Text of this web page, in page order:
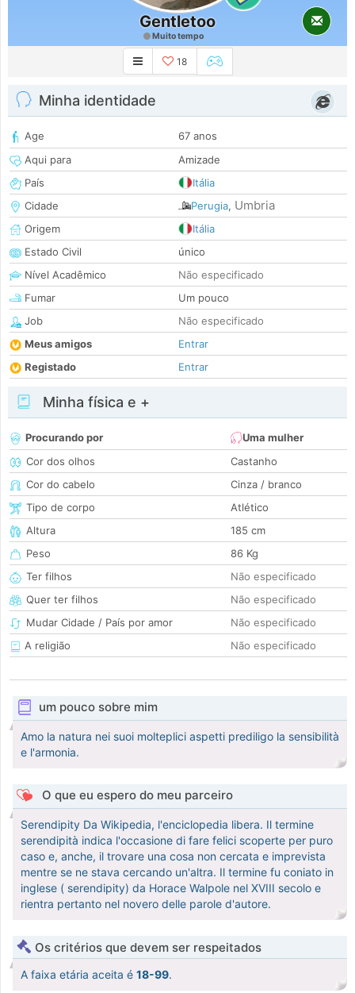
Gentletoo
Muito tempo
18
Minha identidade
Age
67 anos
Aqui para
Amizade
País
Itália
Cidade
Perugia, Umbria
Origem
Itália
Estado Civil
único
Nível Acadêmico
Não especificado
Fumar
Um pouco
Job
Não especificado
Meus amigos
Entrar
Registado
Entrar
Minha física e +
Procurando por
Uma mulher
Cor dos olhos
Castanho
Cor do cabelo
Cinza / branco
Tipo de corpo
Atlético
Altura
185 cm
Peso
86 Kg
Ter filhos
Não especificado
Quer ter filhos
Não especificado
Mudar Cidade / País por amor
Não especificado
A religião
Não especificado
um pouco sobre mim
Amo la natura nei suoi molteplici aspetti prediligo la sensibilità
e l'armonia.
O que eu espero do meu parceiro
Serendipity Da Wikipedia, l'enciclopedia libera. Il termine
serendipità indica l'occasione di fare felici scoperte per puro
caso e, anche, il trovare una cosa non cercata e imprevista
mentre se ne stava cercando un'altra. Il termine fu coniato in
inglese ( serendipity) da Horace Walpole nel XVIII secolo e
rientra pertanto nel novero delle parole d'autore.
Os critérios que devem ser respeitados
A faixa etária aceita é 18-99.